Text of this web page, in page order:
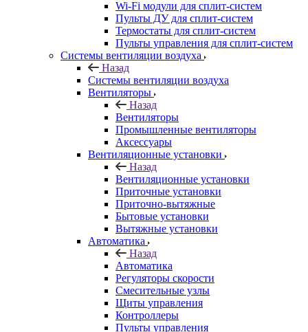
Wi-Fi модули для сплит-систем
Пульты ДУ для сплит-систем
Термостаты для сплит-систем
Пульты управления для сплит-систем
Системы вентиляции воздуха
Назад
Системы вентиляции воздуха
Вентиляторы
Назад
Вентиляторы
Промышленные вентиляторы
Аксессуары
Вентиляционные установки
Назад
Вентиляционные установки
Приточные установки
Приточно-вытяжные
Бытовые установки
Вытяжные установки
Автоматика
Назад
Автоматика
Регуляторы скорости
Смесительные узлы
Щиты управления
Контроллеры
Пульты управления